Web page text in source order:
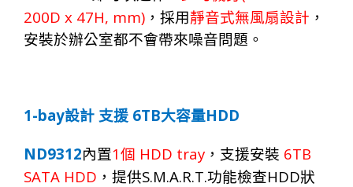
200D x 47H, mm) ，採用靜音式無風扇設計 ，
安裝於辦公室都不會帶來噪音問題。
1-bay設計 支援 6TB大容量HDD
ND9312內置1個 HDD tray ，支援安裝 6TB
SATA HDD ，提供S.M.A.R.T.功能檢查HDD狀